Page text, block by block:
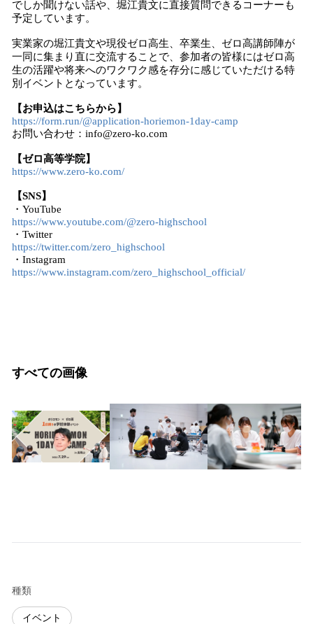
でしか聞けない話や、堀江貴文に直接質問できるコーナーも
予定しています。
実業家の堀江貴文や現役ゼロ高生、卒業生、ゼロ高講師陣が
一同に集まり直に交流することで、参加者の皆様にはゼロ高
生の活躍や将来へのワクワク感を存分に感じていただける特
別イベントとなっています。
【お申込はこちらから】
https://form.run/@application-horiemon-1day-camp
お問い合わせ：info@zero-ko.com
【ゼロ高等学院】
https://www.zero-ko.com/
【SNS】
・YouTube
https://www.youtube.com/@zero-highschool
・Twitter
https://twitter.com/zero_highschool
・Instagram
https://www.instagram.com/zero_highschool_official/
すべての画像
種類
イベント